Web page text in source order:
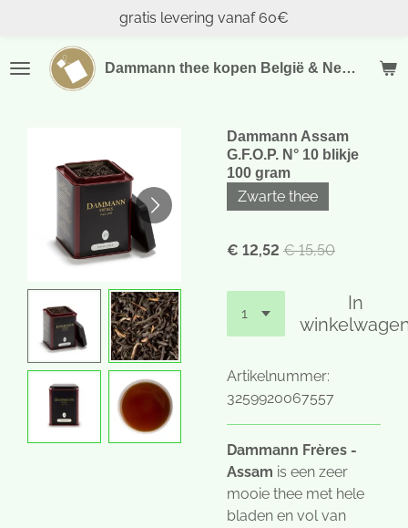
naar
Dammann thee kopen België & Nederland
gratis levering vanaf 60€
Dammann Assam
G.F.O.P. N° 10 blikje
100 gram
Zwarte thee
€ 12,52 € 15,50
In
Artikelnummer:
3259920067557
Dammann Frères -
Assam is een zeer
mooie thee met hele
bladen en vol van